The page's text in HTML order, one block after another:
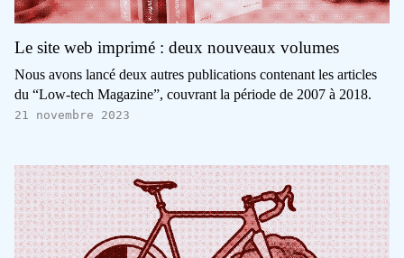
Le site web imprimé : deux nouveaux volumes
Nous avons lancé deux autres publications contenant les articles
du “Low-tech Magazine”, couvrant la période de 2007 à 2018.
21 novembre 2023